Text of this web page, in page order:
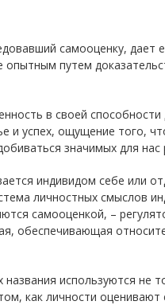
самооценку, дает
путем
в своей
и успех, ощущение того,
значимых для
индивидом себе или
личностных смыслов
самооценкой, –
обеспечивающая
используются не
как личности